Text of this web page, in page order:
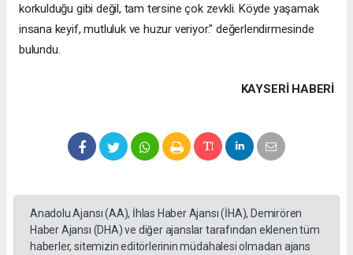
korkulduğu gibi değil, tam tersine çok zevkli. Köyde yaşamak
insana keyif, mutluluk ve huzur veriyor." değerlendirmesinde
bulundu.
KAYSERI HABERİ
Anadolu Ajansı (AA), İhlas Haber Ajansı (İHA), Demirören
Haber Ajansı (DHA) ve diğer ajanslar tarafından eklenen tüm
haberler, sitemizin editörlerinin müdahalesi olmadan ajans